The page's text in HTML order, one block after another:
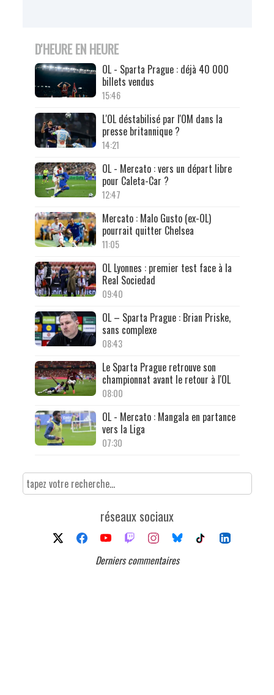
D'HEURE EN HEURE
OL - Sparta Prague : déjà 40 000
billets vendus
15:46
L'OL déstabilisé par l'OM dans la
presse britannique ?
14:21
OL - Mercato : vers un départ libre
pour Caleta-Car ?
12:47
Mercato : Malo Gusto (ex-OL)
pourrait quitter Chelsea
11:05
OL Lyonnes : premier test face à la
Real Sociedad
09:40
OL – Sparta Prague : Brian Priske,
sans complexe
08:43
Le Sparta Prague retrouve son
championnat avant le retour à l'OL
08:00
OL - Mercato : Mangala en partance
vers la Liga
07:30
réseaux sociaux
Derniers commentaires